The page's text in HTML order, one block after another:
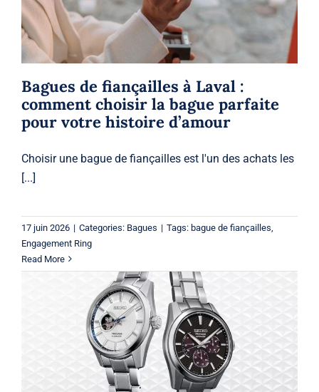
Bagues de fiançailles à Laval :
comment choisir la bague parfaite
pour votre histoire d’amour
Choisir une bague de fiançailles est l'un des achats les
[...]
17 juin 2026 | Categories: Bagues | Tags: bague de fiançailles
Engagement Ring
Read More
Les montres Seiko sont-elles de
bonne qualité? Guide d’achat 2026
Seiko Seiko